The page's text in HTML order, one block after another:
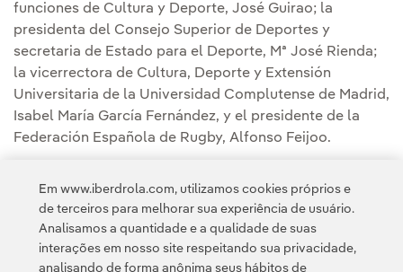
funciones de Cultura y Deporte, José Guirao; la
presidenta del Consejo Superior de Deportes y
secretaria de Estado para el Deporte, Mª José Rienda;
la vicerrectora de Cultura, Deporte y Extensión
Universitaria de la Universidad Complutense de Madrid,
Isabel María García Fernández, y el presidente de la
Federación Española de Rugby, Alfonso Feijoo.
Em www.iberdrola.com, utilizamos cookies próprios e
de terceiros para melhorar sua experiência de usuário.
Analisamos a quantidade e a qualidade de suas
interações em nosso site respeitando sua privacidade,
analisando de forma anônima seus hábitos de